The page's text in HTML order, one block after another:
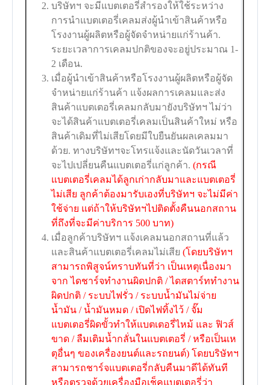
บริษัทฯ จะมีแบตเตอรี่สำรองให้ใช้ระหว่าง
การนำแบตเตอรี่เคลมส่งผู้นำเข้าสินค้าหรือ
โรงงานผู้ผลิตหรือผู้จัดจำหน่ายแก่ร้านค้า.
ระยะเวลาการเคลมปกติของจะอยู่ประมาณ 1-
2 เดือน.
เมื่อผู้นำเข้าสินค้าหรือโรงงานผู้ผลิตหรือผู้จัด
จำหน่ายแก่ร้านค้า แจ้งผลการเคลมและส่ง
สินค้าแบตเตอรี่เคลมกลับมายังบริษัทฯ ไม่ว่า
จะได้สินค้าแบตเตอรี่เคลมเป็นสินค้าใหม่ หรือ
สินค้าเดิมที่ไม่เสียโดยมีใบยืนยันผลเคลมมา
ด้วย. ทางบริษัทฯจะโทรแจ้งและนัดวันเวลาที่
จะไปเปลี่ยนคืนแบตเตอรี่แก่ลูกค้า.(กรณี
แบตเตอรี่เคลมได้ลูกเก่ากลับมาและแบตเตอรี่
ไม่เสีย ลูกค้าต้องมารับเองที่บริษัทฯ จะไม่มีค่า
ใช้จ่าย แต่ถ้าให้บริษัทฯไปติดตั้งคืนนอกสถาน
ที่ถึงที่จะมีค่าบริการ 500 บาท)
เมื่อลูกค้าบริษัทฯ แจ้งเคลมนอกสถานที่แล้ว
และสินค้าแบตเตอรี่เคลมไม่เสีย(โดยบริษัทฯ
สามารถพิสูจน์ทราบทันที่ว่า เป็นเหตุเนื่องมา
จาก ไดชาร์จทำงานผิดปกติ / ไดสตาร์ททำงาน
ผิดปกติ / ระบบไฟรั่ว / ระบบน้ำมันไม่จ่าย
น้ำมัน / น้ำมันหมด / เปิดไฟทิ้งไว้ / จั๊ม
แบตเตอรี่ผิดขั้วทำให้แบตเตอรี่ไหม้ และ ฟิวส์
ขาด / ลืมเติมน้ำกลั่นในแบตเตอรี่ / หรือเป็นเห
ตุอื่นๆ ของเครื่องยนต์และรถยนต์) โดยบริษัทฯ
สามารถชาร์จแบตเตอรี่กลับคืนมาดีได้ทันที
หรือตรวจด้วยเครื่องมือเช็คแบตเตอรี่ว่า